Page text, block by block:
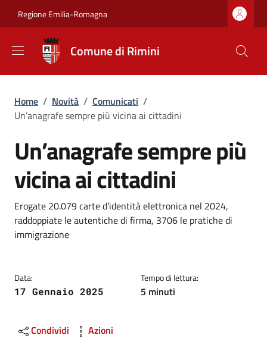
Regione Emilia-Romagna
Comune di Rimini
Briciole di pane
Home / Novità / Comunicati /
Un’anagrafe sempre più vicina ai cittadini
Un’anagrafe sempre più
vicina ai cittadini
Dettagli
Descrizione breve
Erogate 20.079 carte d’identità elettronica nel 2024,
raddoppiate le autentiche di firma, 3706 le pratiche di
immigrazione
Data:
17 Gennaio 2025
Tempo di lettura:
5 minuti
Condividi Azioni